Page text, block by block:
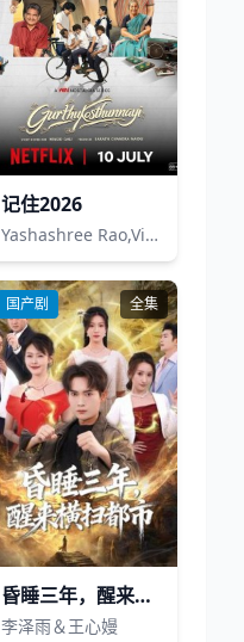
记住2026
Yashashree Rao,Viraj Ashwin
国产剧 全集
昏睡三年，醒来横扫都市
李泽雨＆王心嫚